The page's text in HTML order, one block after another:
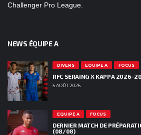
Challenger Pro League.
NEWS ÉQUIPE A
DIVERS EQUIPE A FOCUS
RFC SERAING X KAPPA 2026-
5 AOÛT 2026
EQUIPE A FOCUS
DERNIER MATCH DE
(08/08)